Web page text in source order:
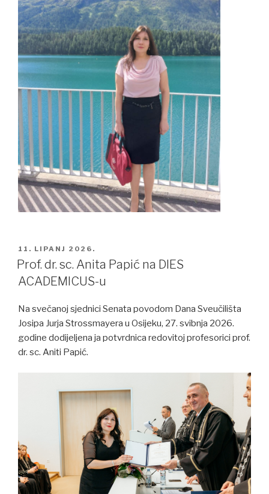
POSTED
ON
11. LIPANJ 2026.
Prof. dr. sc. Anita Papić na DIES
ACADEMICUS-u
Na svečanoj sjednici Senata povodom Dana Sveučilišta
Josipa Jurja Strossmayera u Osijeku, 27. svibnja 2026.
godine dodijeljena ja potvrdnica redovitoj profesorici prof.
dr. sc. Aniti Papić.